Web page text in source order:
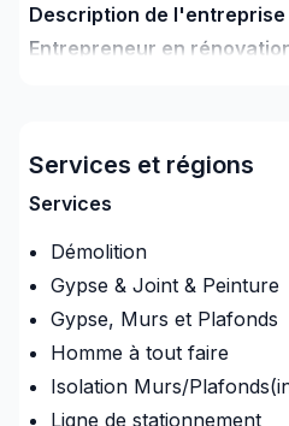
Description de l'entreprise
Entrepreneur en
planchers sont mes
travail soigné, respectueux
Pour les projets plus
des partenaires fiables afin
Au plaisir de donner vie à
rénovation!!!
Services et régions
Services
Démolition
Gypse & Joint & Peinture
Gypse, Murs et Plafonds
Homme à tout faire
Isolation Murs/
Ligne de stationnement